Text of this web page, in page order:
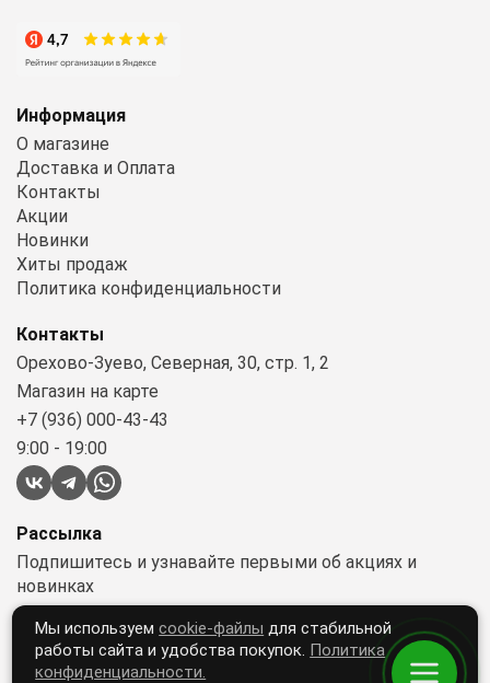
Контакты
Орехово-Зуево, Северная, 30, стр. 1, 2
Магазин на карте
+7 (936) 000-43-43
9:00 - 19:00
Информация
О магазине
Доставка и Оплата
Контакты
Акции
Новинки
Хиты продаж
Политика конфиденциальности
Рассылка
Подпишитесь и узнавайте первыми об акциях и
новинках
Подписываясь, вы принимаете условия
Мы используемcookie-файлы для стабильной
работы сайта и удобства покупок. Политика
конфиденциальности.